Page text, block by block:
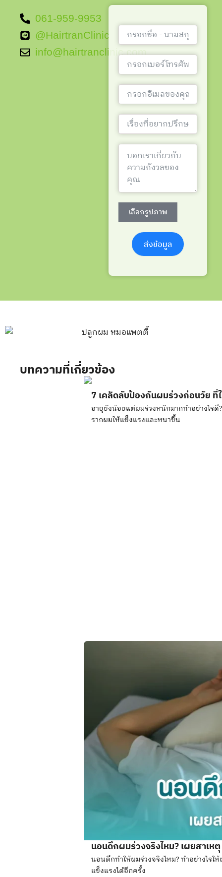
061-959-9953
@HairtranClinic
info@hairtranclinic.com
เลือกรูปภาพ
ส่งข้อมูล
บทความที่เกี่ยวข้อง
7 เคล็ดลับป้องกันผมร่วงก่อนวัย ที่
อายุยังน้อยแต่ผมร่วงหนักมากทำอย่างไร
รากผมให้แข็งแรงและหนาขึ้น
นอนดึกผมร่วงจริงไหม? เผยสาเห
นอนดึกทำให้ผมร่วงจริงไหม? ทำอย่างไรใ
แข็งแรงได้อีกครั้ง